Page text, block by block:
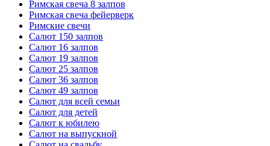
Римская свеча 8 залпов
Римская свеча фейерверк
Римские свечи
Салют 150 залпов
Салют 16 залпов
Салют 19 залпов
Салют 25 залпов
Салют 36 залпов
Салют 49 залпов
Салют для всей семьи
Салют для детей
Салют к юбилею
Салют на выпускной